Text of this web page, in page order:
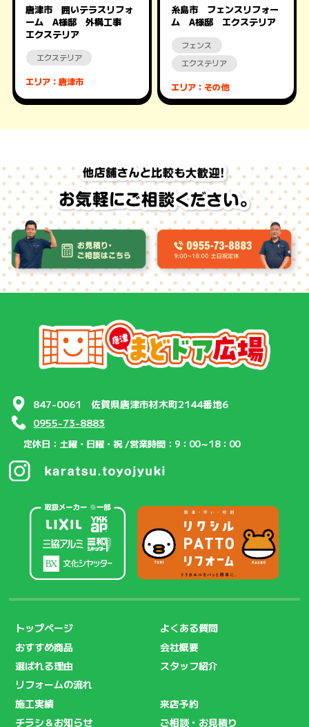
唐津市 囲いテラスリフォ
ーム A様邸 外構工事
エクステリア
エクステリア
エリア：唐津市
糸島市 フェンスリフォー
ム A様邸 エクステリア
フェンス
エクステリア
エリア：その他
847-0061 佐賀県唐津市材木町2144番地6
0955-73-8883
定休日：土曜・日曜・祝 /営業時間：9：00～18：00
トップページ
おすすめ商品
選ばれる理由
リフォームの流れ
よくある質問
会社概要
スタッフ紹介
施工実績
チラシ＆お知らせ
来店予約
ご相談・お見積り